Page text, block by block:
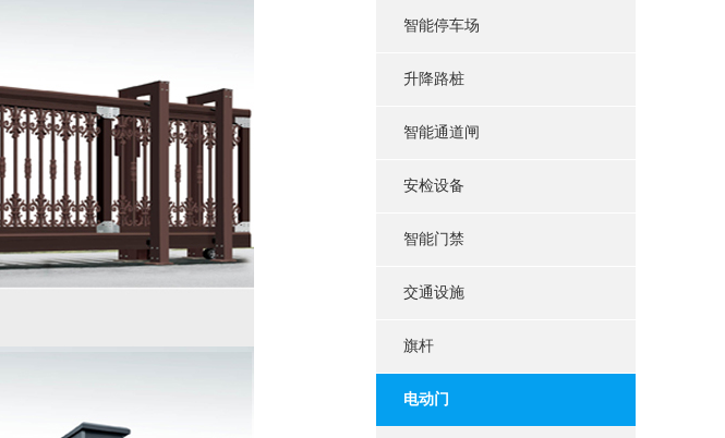
智能停车场
升降路桩
智能通道闸
安检设备
智能门禁
交通设施
旗杆
电动门